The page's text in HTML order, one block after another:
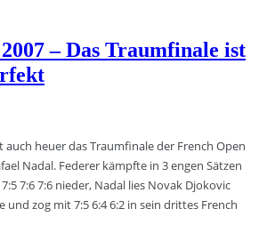
– Das Traumfinale ist
auch heuer das Traumfinale der French Open
Nadal. Federer kämpfte in 3 engen Sätzen
7:6 7:6 nieder, Nadal lies Novak Djokovic
und zog mit 7:5 6:4 6:2 in sein drittes French